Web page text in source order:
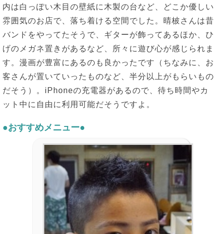
内は白っぽい木目の壁紙に木製の台など、どこか優しい
雰囲気のお店で、落ち着ける空間でした。晴柀さんは昔
バンドをやってたそうで、ギターが飾ってあるほか、ひ
げのメガネ置きがあるなど、所々に遊び心が感じられま
す。漫画が豊富にあるのも良かったです（ちなみに、お
客さんが置いていったものなど、半分以上がもらいもの
だそう）。iPhoneの充電器があるので、待ち時間やカ
ット中に自由に利用可能だそうですよ。
●おすすめメニュー●